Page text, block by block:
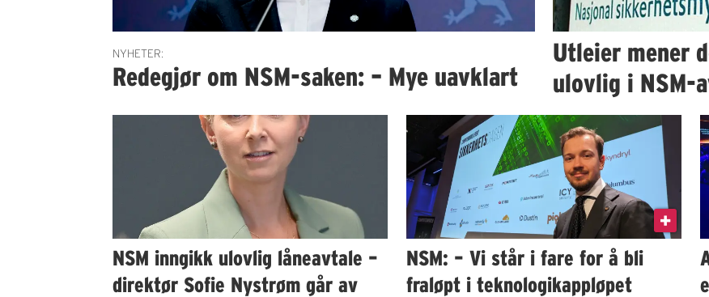
NYHETER:
Redegjør om NSM-saken: – Mye uavklart
Utleier mener
ulovlig i NSM-
NSM inngikk ulovlig låneavtale –
direktør Sofie Nystrøm går av
NSM: – Vi står i fare for å bli
fraløpt i teknologikappløpet